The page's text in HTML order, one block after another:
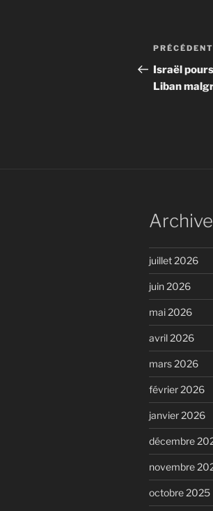
de
l’article
Article
précédent
PRÉCÉDENT
Israël
Liban
juillet 2026
juin 2026
mai 2026
avril 2026
mars 2026
février 2026
janvier 2026
décembre
novembre
octobre 2025